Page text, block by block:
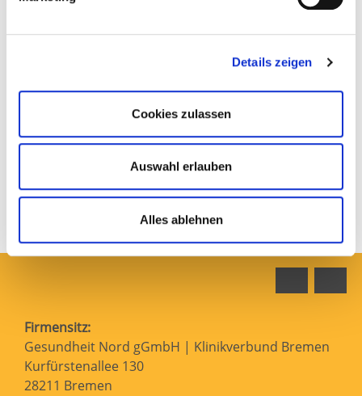
Details zeigen
Cookies zulassen
Auswahl erlauben
Alles ablehnen
Firmensitz:
Gesundheit Nord gGmbH | Klinikverbund Bremen
Kurfürstenallee 130
28211 Bremen